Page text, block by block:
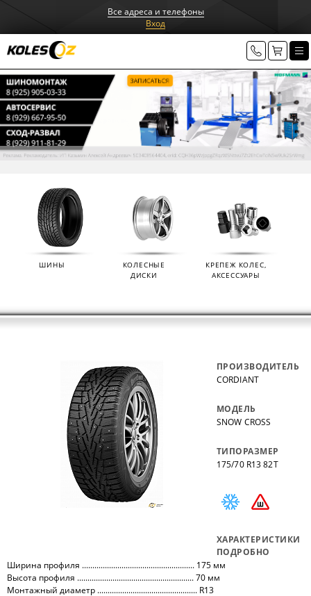
Все адреса и телефоны
Вход
ШИНЫ
КОЛЕСНЫЕ
ДИСКИ
КРЕПЕЖ КОЛЕС,
АКСЕССУАРЫ
ПРОИЗВОДИТЕЛЬ
CORDIANT
МОДЕЛЬ
SNOW CROSS
ТИПОРАЗМЕР
175/70 R13 82T
ХАРАКТЕРИСТИКИ
ПОДРОБНО
Ширина профиля ...................................................... 175 мм
Высота профиля ........................................................ 70 мм
Монтажный диаметр ................................................ R13